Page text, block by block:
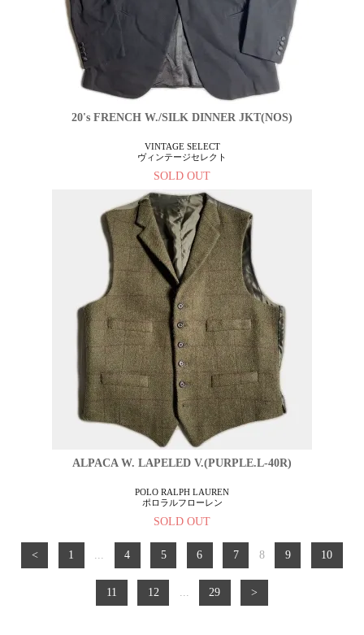
20's FRENCH W./SILK DINNER JKT(NOS)
VINTAGE SELECT
ヴィンテージセレクト
SOLD OUT
ALPACA W. LAPELED V.(PURPLE.L-40R)
POLO RALPH LAUREN
ポロラルフローレン
SOLD OUT
< 1 ... 4 5 6 7 8 9 10
11 12 ... 29 >